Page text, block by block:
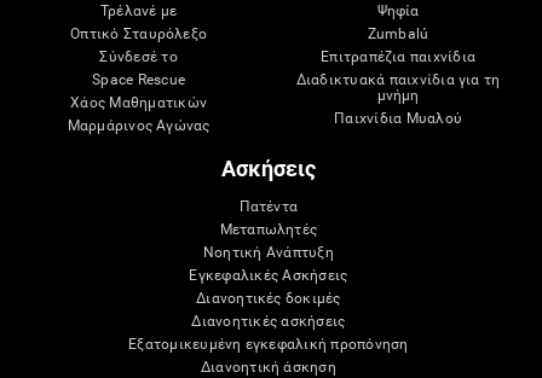
Τρέλανέ με
Οπτικό Σταυρόλεξο
Σύνδεσέ το
Space Rescue
Χάος Μαθηματικών
Μαρμάρινος Αγώνας
Ψηφία
Zumbalú
Επιτραπέζια παιχνίδια
Διαδικτυακά παιχνίδια για τη
μνήμη
Παιχνίδια Μυαλού
Ασκήσεις
Πατέντα
Μεταπωλητές
Νοητική Ανάπτυξη
Εγκεφαλικές Ασκήσεις
Διανοητικές δοκιμές
Διανοητικές ασκήσεις
Εξατομικευμένη εγκεφαλική προπόνηση
Διανοητική άσκηση